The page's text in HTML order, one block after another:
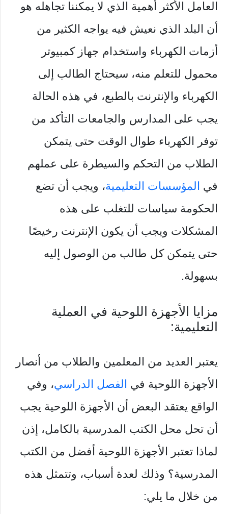
العامل الأكثر أهمية الذي لا يمكننا تجاهله هو
أن البلد الذي نعيش فيه يواجه الكثير من
أزمات الكهرباء واستخدام جهاز كمبيوتر
محمول للتعلم منه، سيحتاج الطالب إلى
الكهرباء والإنترنت بالطبع، في هذه الحالة
يجب على المدارس والجامعات التأكد من
توفر الكهرباء طوال الوقت حتى يتمكن
الطلاب من التحكم والسيطرة على عملهم
في المؤسسات التعليمية، ويجب أن تضع
الحكومة سياسات للتغلب على هذه
المشكلات ويجب أن يكون الإنترنت رخيصًا
حتى يتمكن كل طالب من الوصول إليه
بسهولة.
مزايا الأجهزة اللوحية في العملية
التعليمية:
يعتبر العديد من المعلمين والطلاب من أنصار
الأجهزة اللوحية في الفصل الدراسي، وفي
الواقع يعتقد البعض أن الأجهزة اللوحية يجب
أن تحل محل الكتب المدرسية بالكامل، إذن
لماذا تعتبر الأجهزة اللوحية أفضل من الكتب
المدرسية؟ وذلك لعدة أسباب، وتتمثل هذه
من خلال ما يلي: